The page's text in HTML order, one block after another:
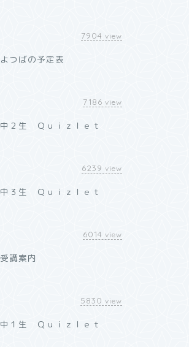
7904 view
よつばの予定表
7186 view
中２生 Ｑｕｉｚｌｅｔ
6239 view
中３生 Ｑｕｉｚｌｅｔ
6014 view
受講案内
5830 view
中１生 Ｑｕｉｚｌｅｔ